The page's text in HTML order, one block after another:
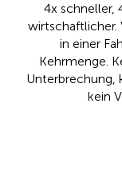
4x schneller,
in einer
Kehrmenge.
Unterbrechung,
kein